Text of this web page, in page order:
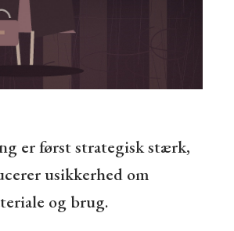
er først strategisk stærk,
usikkerhed om
og brug.